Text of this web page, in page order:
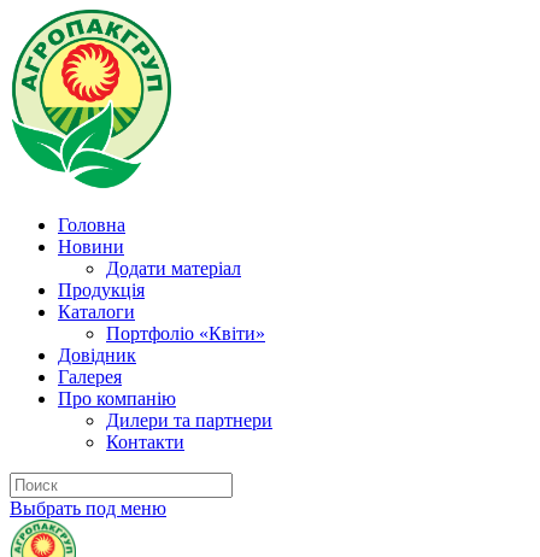
Головна
Новини
Додати матеріал
Продукція
Каталоги
Портфоліо «Квіти»
Довідник
Галерея
Про компанію
Дилери та партнери
Контакти
Выбрать под меню